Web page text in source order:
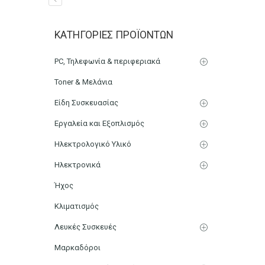
Maestri Ανταλλακτικά
ΚΑΤΗΓΟΡΊΕΣ ΠΡΟΪΌΝΤΩΝ
PC, Τηλεφωνία & περιφεριακά
Toner & Μελάνια
Είδη Συσκευασίας
Εργαλεία και Εξοπλισμός
Ηλεκτρολογικό Υλικό
Ηλεκτρονικά
Ήχος
Κλιματισμός
Λευκές Συσκευές
Μαρκαδόροι